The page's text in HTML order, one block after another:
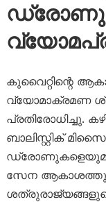
കുവൈറ്റിന്റെ
വ്യോമാക്രമണ
പ്രതിരോധിച്ചു.
ബാലിസ്റ്റിക്
സേന